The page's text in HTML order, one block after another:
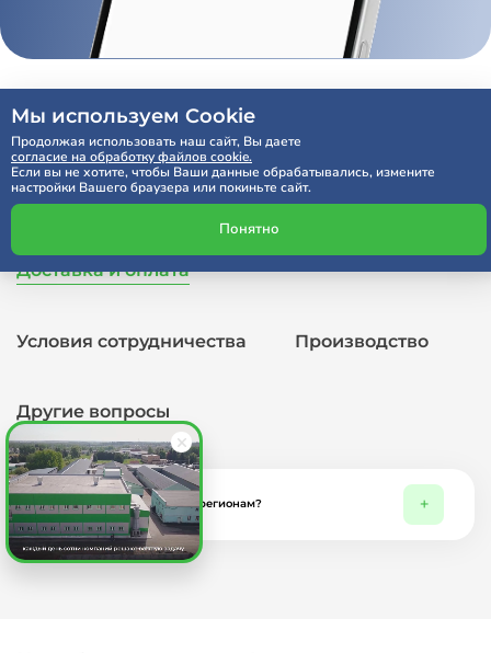
Часто задаваемые вопросы
Доставка и оплата
Условия сотрудничества Производство
Другие вопросы
Какие условия доставки по регионам?
Мы используем Cookie
Продолжая использовать наш сайт, Вы даете
согласие на обработку файлов cookie.
Если вы не хотите, чтобы Ваши данные обрабатывались, измените
настройки Вашего браузера или покиньте сайт.
Понятно